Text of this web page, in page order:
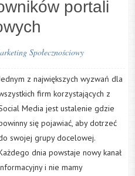
portali
Społecznościowy
z największych wyzwań dla
firm korzystających z
Media jest ustalenie gdzie
się pojawiać, aby dotrzeć
swojej grupy docelowej.
dnia powstaje nowy kanał
i nie mamy